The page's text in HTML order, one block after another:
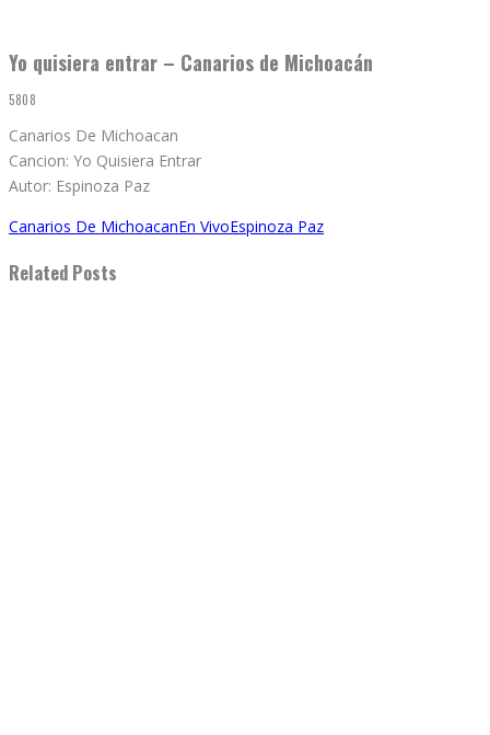
Yo quisiera entrar – Canarios de Michoacán
5808
Canarios De Michoacan
Cancion: Yo Quisiera Entrar
Autor: Espinoza Paz
Canarios De MichoacanEn VivoEspinoza Paz
Related Posts